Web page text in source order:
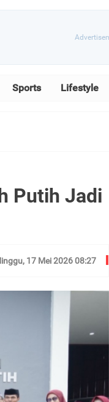
Sports Lifestyle
Putih Jadi
17 Mei 2026 08:27